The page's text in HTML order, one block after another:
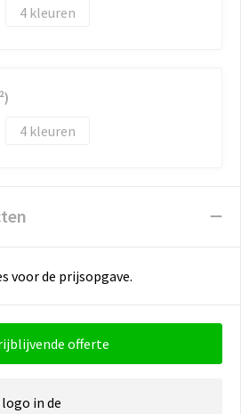
4
4
voor de prijsopgave.
offerte
in de